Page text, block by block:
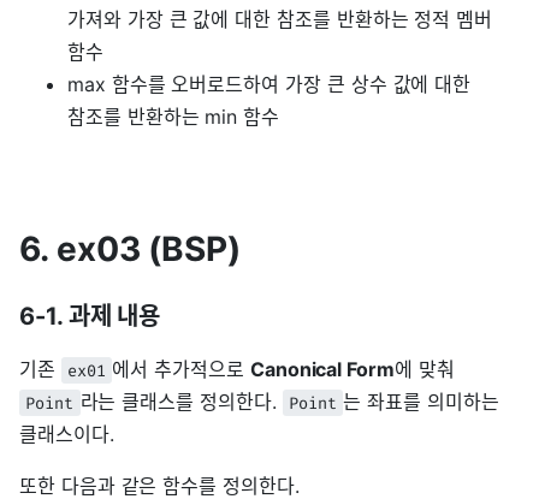
가져와 가장 큰 값에 대한 참조를 반환하는 정적 멤버
함수
max 함수를 오버로드하여 가장 큰 상수 값에 대한
참조를 반환하는 min 함수
6. ex03 (BSP)
6-1. 과제 내용
기존 ex01 에서 추가적으로 Canonical Form에 맞춰
Point 라는 클래스를 정의한다. Point 는 좌표를 의미하는
클래스이다.
또한 다음과 같은 함수를 정의한다.